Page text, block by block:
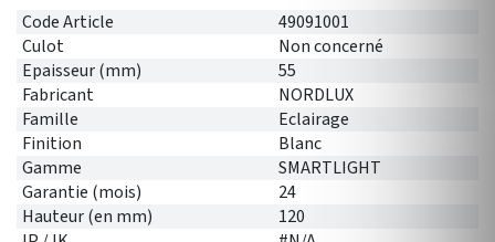
Code Article
49091001
Culot
Non concerné
Epaisseur (mm)
55
Fabricant
NORDLUX
Famille
Eclairage
Finition
Blanc
Gamme
SMARTLIGHT
Garantie (mois)
24
Hauteur (en mm)
120